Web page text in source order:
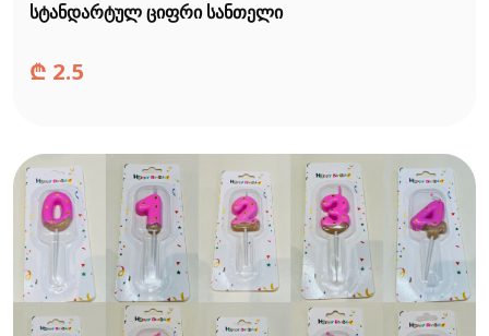
სტანდარტულ ციფრი სანთელი
₾ 2.5